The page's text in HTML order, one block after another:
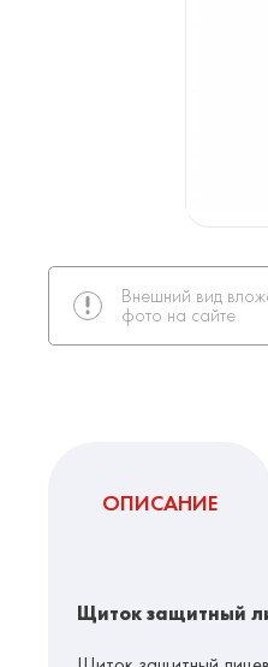
Внешний вид
фото на сайте
ОПИСАНИЕ
Щиток защитный